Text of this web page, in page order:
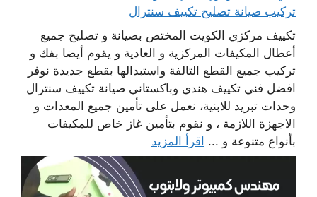
تركيب صيانة تصليح تكييف سنترال
تكييف مركزي الكويت المختص بصيانة و تصليح جميع
أعطال المكيفات المركزية و العادية و يقوم أيضا بفك و
تركيب جميع القطع التالفة واستبدالها بقطع جديدة نوفر
افضل فني تكييف هندي وباكستاني صيانة تكييف سنترال
وحدات تبريد للابنية، نعمل على تأمين جميع المعدات و
الاجهزة اللازمة ، و نقوم بتأمين غاز خاص للمكيفات
بأنواع متنوعة و ... اقرأ المزيد